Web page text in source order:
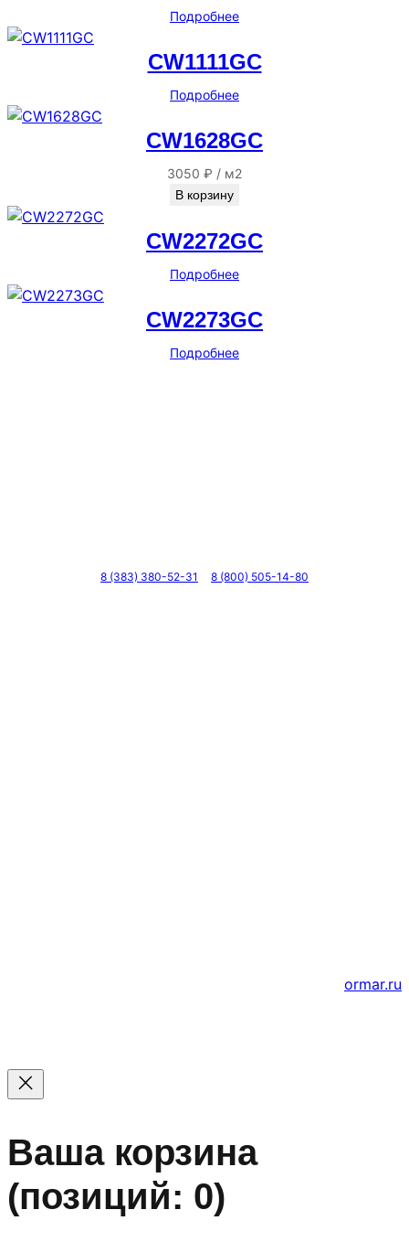
Подробнее
CW1111GC
Подробнее
CW1628GC
3050 ₽ / м2
В корзину
CW2272GC
Подробнее
CW2273GC
Подробнее
8 (383) 380-52-31 8 (800) 505-14-80
ormar.ru
Ваша корзина
(позиций: 0)